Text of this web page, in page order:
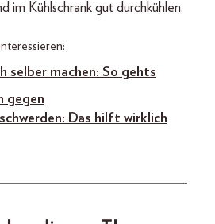
im Kühlschrank gut durchkühlen.
selber machen: So gehts
gegen
Das hilft wirklich